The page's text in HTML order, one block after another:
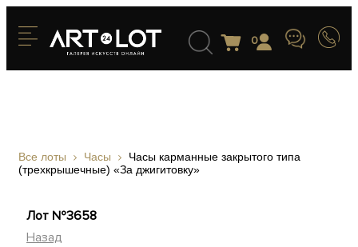
0
Все лоты Часы
Часы карманные закрытого типа
(трехкрышечные) «За джигитовку»
Лот №3658
Назад